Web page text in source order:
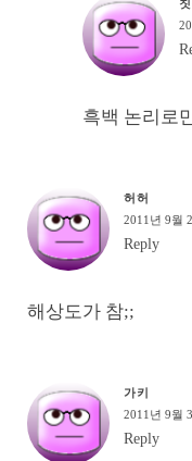
흑백 논리로
허허
2011년 9월
Reply
해상도가 참;;
가키
2011년 9월
Reply